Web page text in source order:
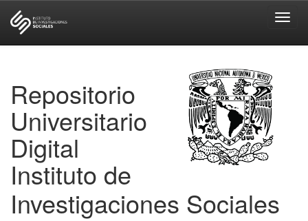
Repositorio
Universitario
Digital
Instituto de
Investigaciones Sociales